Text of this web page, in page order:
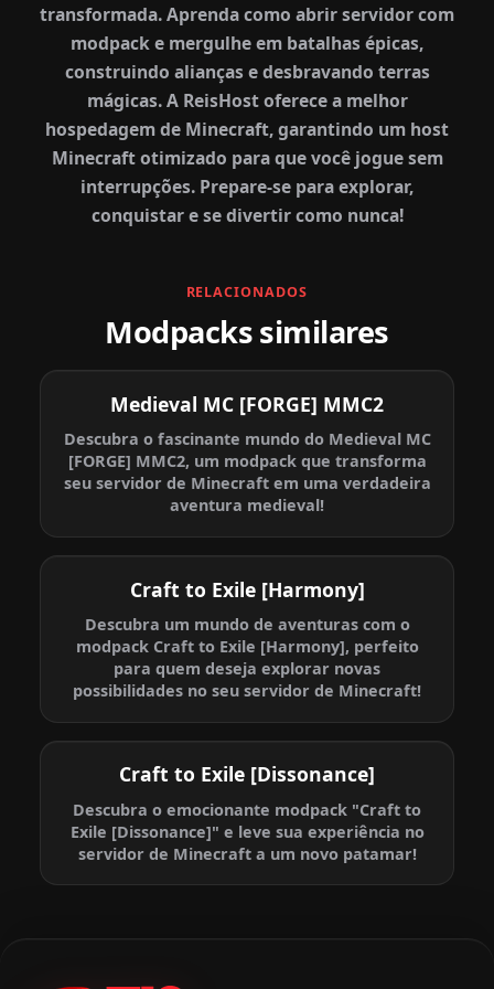
transformada. Aprenda como abrir servidor com
modpack e mergulhe em batalhas épicas,
construindo alianças e desbravando terras
mágicas. A ReisHost oferece a melhor
hospedagem de Minecraft, garantindo um host
Minecraft otimizado para que você jogue sem
interrupções. Prepare-se para explorar,
conquistar e se divertir como nunca!
RELACIONADOS
Modpacks similares
Medieval MC [FORGE] MMC2
Descubra o fascinante mundo do Medieval MC
[FORGE] MMC2, um modpack que transforma
seu servidor de Minecraft em uma verdadeira
aventura medieval!
Craft to Exile [Harmony]
Descubra um mundo de aventuras com o
modpack Craft to Exile [Harmony], perfeito
para quem deseja explorar novas
possibilidades no seu servidor de Minecraft!
Craft to Exile [Dissonance]
Descubra o emocionante modpack "Craft to
Exile [Dissonance]" e leve sua experiência no
servidor de Minecraft a um novo patamar!